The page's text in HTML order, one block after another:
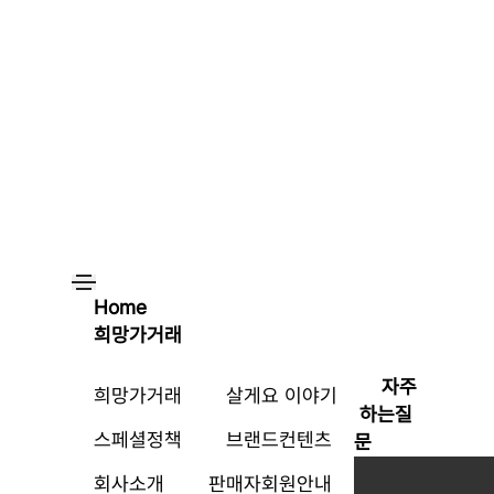
Home
희망가거래
희망가거래
살게요 이야기
스페셜정책
브랜드컨텐츠
회사소개
판매자회원안내
자주
하는질
문